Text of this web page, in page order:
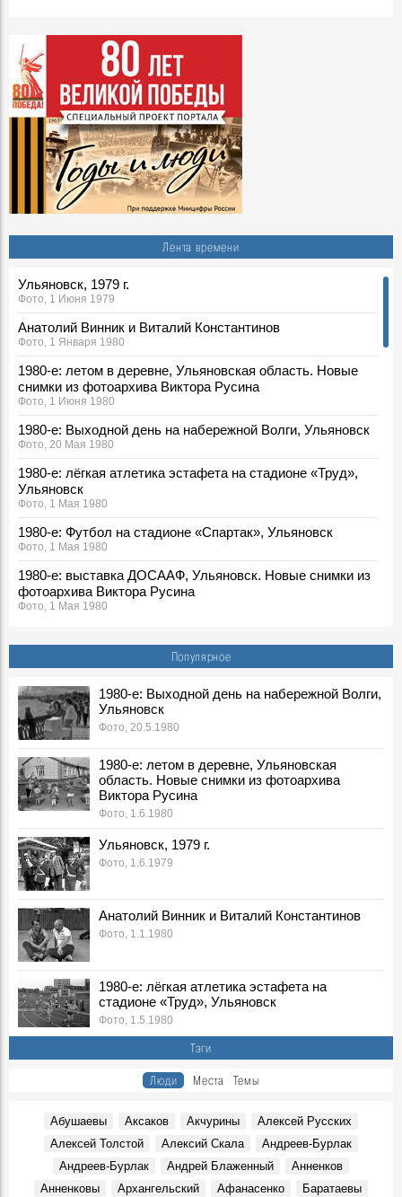
Лента времени
Ульяновск, 1979 г.
Фото, 1 Июня 1979
Анатолий Винник и Виталий Константинов
Фото, 1 Января 1980
1980-е: летом в деревне, Ульяновская область. Новые
снимки из фотоархива Виктора Русина
Фото, 1 Июня 1980
1980-е: Выходной день на набережной Волги, Ульяновск
Фото, 20 Мая 1980
1980-е: лёгкая атлетика эстафета на стадионе «Труд»,
Ульяновск
Фото, 1 Мая 1980
1980-е: Футбол на стадионе «Спартак», Ульяновск
Фото, 1 Мая 1980
1980-е: выставка ДОСААФ, Ульяновск. Новые снимки из
фотоархива Виктора Русина
Фото, 1 Мая 1980
Новые снимки из фотоархива Виктора Русина
Фото, 30 Апреля 1980
1980-е: посевная, Ульяновская область. Новые снимки из
фотоархива Виктора Русина
Фото, 1 Мая 1980
1980-е: на производстве, стройках и в сельском
хозяйстве Ульяновской области. Новые снимки из
фотоархива Виктора Русина
Фото, 1 Мая 1980
Легендарного тренера Геннадия Климова похоронят на
Северном кладбище
Герои, 31 Марта 2026
Ледоход на Волге, вид на Речной порт. 1980-е, Ульяновск
Фото, 10 Апреля 1980
Покраска "Метеора" к навигации, 1980-е годы. Ульяновск
Фото, 1 Мая 1980
Опубликованы архивные номера журналов «Симбирск»
«Карамзинский сад»
События, 12 Марта 2026
В Ульяновске презентовали издание, посвящённое
епископу Симбирскому и Сызранскому Гурию
Показали книги семьи Языковых и книги с автографами
Герои, 16 Марта 1803
К100-летию со дня рождения краеведа и исследователя
Венедикта Барашкова. Видео Дворца книги
Герои, 17 Марта 1926
Популярное
1980-е: Выходной день на набережной Волги,
Ульяновск
Фото, 20.5.1980
1980-е: летом в деревне, Ульяновская
область. Новые снимки из фотоархива
Виктора Русина
Фото, 1.6.1980
Ульяновск, 1979 г.
Фото, 1.6.1979
Анатолий Винник и Виталий Константинов
Фото, 1.1.1980
1980-е: лёгкая атлетика эстафета на
стадионе «Труд», Ульяновск
Фото, 1.5.1980
Тэги
Люди Места Темы
Абушаевы Аксаков Акчурины
Алексей Русских
Алексей Толстой
Алексий Скала
Андреев-Бурлак
Андреев-Бурлак
Андрей Блаженный
Анненков
Анненковы
Архангельский Афанасенко
Баратаевы